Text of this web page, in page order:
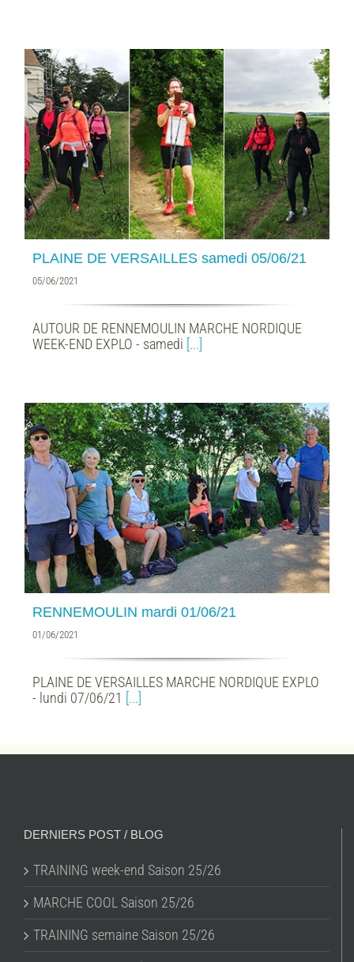
PLAINE DE VERSAILLES samedi 05/06/21
05/06/2021
AUTOUR DE RENNEMOULIN MARCHE NORDIQUE
WEEK-END EXPLO - samedi [...]
RENNEMOULIN mardi 01/06/21
01/06/2021
PLAINE DE VERSAILLES MARCHE NORDIQUE EXPLO
- lundi 07/06/21 [...]
DERNIERS POST / BLOG
TRAINING week-end Saison 25/26
MARCHE COOL Saison 25/26
TRAINING semaine Saison 25/26